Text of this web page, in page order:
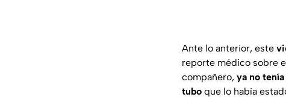
Ante lo anterior, este
reporte médico sobre
compañero, ya no
tubo que lo había